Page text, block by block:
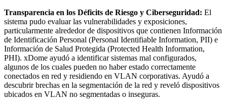
Transparencia en los Déficits de Riesgo y Ciberseguridad: El
sistema pudo evaluar las vulnerabilidades y exposiciones,
particularmente alrededor de dispositivos que contienen Información
de Identificación Personal (Personal Identifiable Information, PII) e
Información de Salud Protegida (Protected Health Information,
PHI). xDome ayudó a identificar sistemas mal configurados,
algunos de los cuales pueden no haber estado correctamente
conectados en red y residiendo en VLAN corporativas. Ayudó a
descubrir brechas en la segmentación de la red y reveló dispositivos
ubicados en VLAN no segmentadas o inseguras.